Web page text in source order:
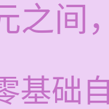
之间
基础